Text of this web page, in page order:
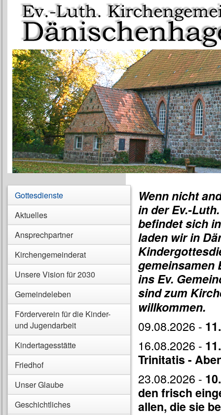
Gottesdienste
Aktuelles
Ansprechpartner
Kirchengemeinderat
Unsere Vision für 2030
Gemeindeleben
Förderverein für die Kinder-
und Jugendarbeit
Kindertagesstätte
Friedhof
Unser Glaube
Geschichtliches
Wenn nicht
in der Ev.-
befindet sich
laden wir in
gemeinsamen
ins Ev.
sind zum
willkommen.
09.08.2026 -
16.08.2026 -
Trinitatis -
23.08.2026 -
den frisch
allen, die sie